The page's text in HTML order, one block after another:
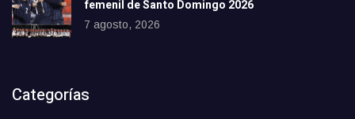
femenil de Santo Domingo 2026
7 agosto, 2026
Categorías